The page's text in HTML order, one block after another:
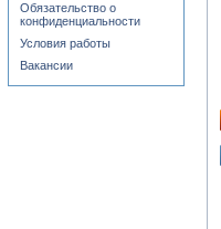
Обязательство о
конфиденциальности
Условия работы
Вакансии